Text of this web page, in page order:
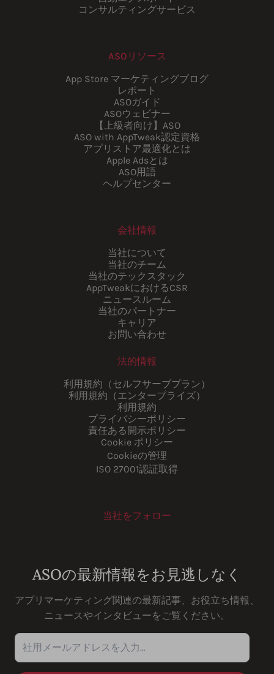
コンサルティングサービス
ASOリソース
App Store マーケティングブログ
レポート
ASOガイド
ASOウェビナー
【上級者向け】ASO
ASO with AppTweak認定資格
アプリストア最適化とは
Apple Adsとは
ASO用語
ヘルプセンター
会社情報
当社について
当社のチーム
当社のテックスタック
AppTweakにおけるCSR
ニュースルーム
当社のパートナー
キャリア
お問い合わせ
法的情報
利用規約（セルフサーブプラン）
利用規約（エンタープライズ）
利用規約
プライバシーポリシー
責任ある開示ポリシー
Cookie ポリシー
Cookieの管理
ISO 27001認証取得
当社をフォロー
ASOの最新情報をお見逃しなく
アプリマーケティング関連の最新記事、お役立ち情報、
ニュースやインタビューをご覧ください。
社用メールアドレスを入力…